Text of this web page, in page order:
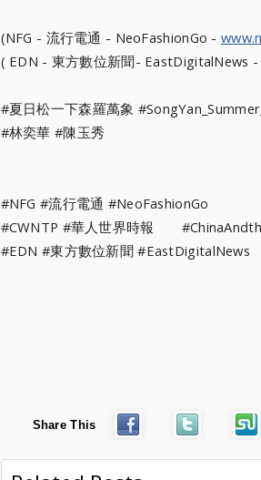
(NFG - 流行電通 - NeoFashionGo -
( EDN - 東方數位新聞- EastDigitalNews
#夏日松一下森羅萬象
#林奕華 #陳玉秀
#NFG #流行電通 #NeoFashionGo
#CWNTP #華人世界時報
#EDN #東方數位新聞 #EastDigitalNews
Share This